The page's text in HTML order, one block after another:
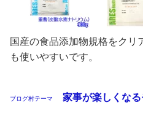
国産の食品添加物規格をクリ
も使いやすいです。
ブログ村テーマ 家事が楽しくな